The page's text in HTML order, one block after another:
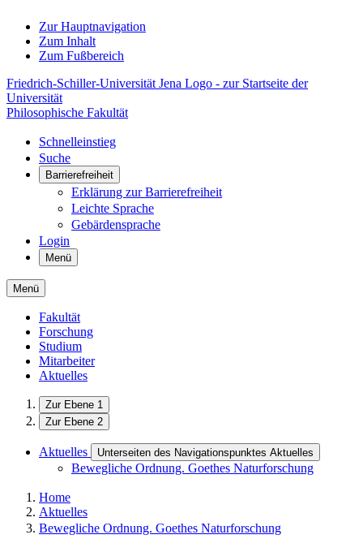
Zur Hauptnavigation
Zum Inhalt
Zum Fußbereich
Friedrich-Schiller-Universität Jena Logo - zur Startseite der
Universität
Philosophische Fakultät
Schnelleinstieg
Suche
Barrierefreiheit
Erklärung zur Barrierefreiheit
Leichte Sprache
Gebärdensprache
Login
Menü
Menü
Fakultät
Forschung
Studium
Mitarbeiter
Aktuelles
Zur Ebene 1
Zur Ebene 2
Aktuelles Unterseiten des Navigationspunktes Aktuelles
Bewegliche Ordnung. Goethes Naturforschung
Home
Aktuelles
Bewegliche Ordnung. Goethes Naturforschung